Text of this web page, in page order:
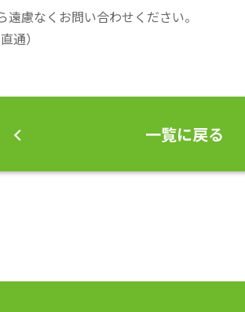
慮なくお問い合わせください。
通）
一覧に戻る